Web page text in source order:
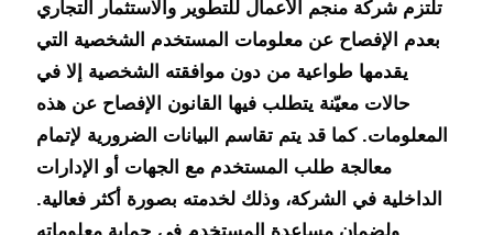
تلتزم شركة منجم الأعمال للتطوير والاستثمار التجاري
بعدم الإفصاح عن معلومات المستخدم الشخصية التي
يقدمها طواعية من دون موافقته الشخصية إلا في
حالات معيّنة يتطلب فيها القانون الإفصاح عن هذه
المعلومات. كما قد يتم تقاسم البيانات الضرورية لإتمام
معالجة طلب المستخدم مع الجهات أو الإدارات
الداخلية في الشركة، وذلك لخدمته بصورة أكثر فعالية.